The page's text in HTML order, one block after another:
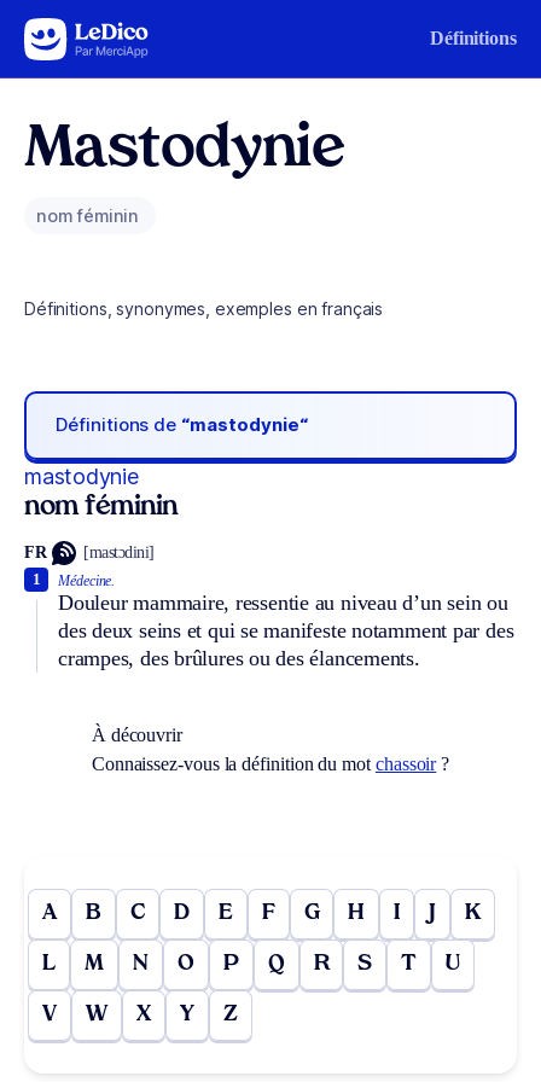
Aller au contenu Définitions
Mastodynie
nom féminin
Définitions, synonymes, exemples en français
Définitions de “mastodynie“
mastodynie
nom féminin
FR [mastɔdini]
Médecine.
Douleur mammaire, ressentie au niveau d’un sein ou
des deux seins et qui se manifeste notamment par des
crampes, des brûlures ou des élancements.
1
À découvrir
Connaissez-vous la définition du mot chassoir?
A B C D E F G H I J K
L M N O P Q R S T U
V W X Y Z